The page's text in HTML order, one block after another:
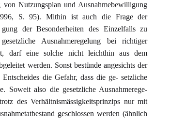
Nutzungsplan und Ausnahmebewilligung
S. 95). Mithin ist auch die Frage der
der Besonderheiten des Einzelfalls zu
Ausnahmeregelung bei richtiger
darf eine solche nicht leichthin aus dem
werden. Sonst bestünde angesichts der
die Gefahr, dass die ge- setzliche
Soweit also die gesetzliche Ausnahmerege-
des Verhältnismässigkeitsprinzips nur mit
geschlossen werden (ähnlich